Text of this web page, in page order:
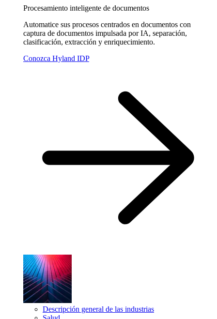
Procesamiento inteligente de documentos
Automatice sus procesos centrados en documentos con
captura de documentos impulsada por IA, separación,
clasificación, extracción y enriquecimiento.
Conozca Hyland IDP
Descripción general de las industrias